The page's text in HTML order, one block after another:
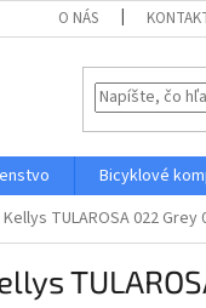
O NÁS
Bicyklové
Kellys TULAROSA 022 Grey